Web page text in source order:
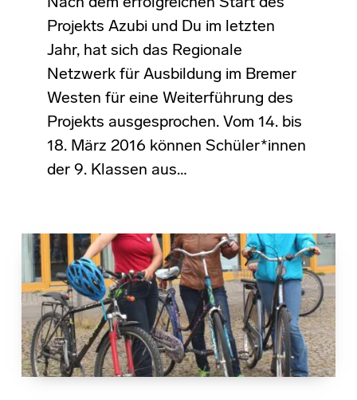
Projekts Azubi und Du im letzten
Jahr, hat sich das Regionale
Netzwerk für Ausbildung im Bremer
Westen für eine Weiterführung des
Projekts ausgesprochen. Vom 14. bis
18. März 2016 können Schüler*innen
der 9. Klassen aus…